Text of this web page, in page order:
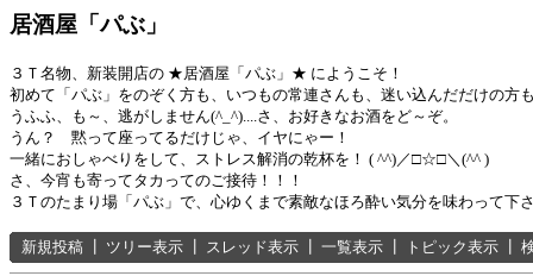
居酒屋「パぶ」
３Ｔ名物、新装開店の ★居酒屋「パぶ」★ にようこそ！
初めて「パぶ」をのぞく方も、いつもの常連さんも、迷い込んだだけの方
うふふ、も～、逃がしません(^_^)....さ、お好きなお酒をど～ぞ。
うん？ 黙って座ってるだけじゃ、イヤにゃー！
一緒におしゃべりをして、ストレス解消の乾杯を！ ( ^^)／□☆□＼(^^ )
さ、今宵も寄ってタカってのご接待！！！
３Ｔのたまり場「パぶ」で、心ゆくまで素敵なほろ酔い気分を味わって下
新規投稿 ツリー表示 スレッド表示 一覧表示 トピック表示